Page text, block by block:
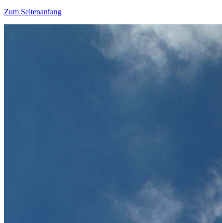
Zum Seitenanfang